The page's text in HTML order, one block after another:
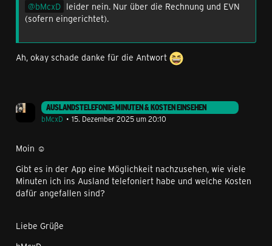
bMcxD leider nein. Nur über die Rechnung und EVN
(sofern eingerichtet).
Ah, okay schade danke für die Antwort
AUSLANDSTELEFONIE: MINUTEN & KOSTEN EINSEHEN
bMcxD
15. Dezember 2025 um 20:10
Moin ☺️
Gibt es in der App eine Möglichkeit nachzusehen, wie viele
Minuten ich ins Ausland telefoniert habe und welche Kosten
dafür angefallen sind?
Liebe Grüße